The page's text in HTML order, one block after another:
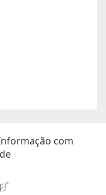
com